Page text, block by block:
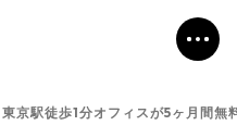
東京駅徒歩1分オフィスが5ヶ月間